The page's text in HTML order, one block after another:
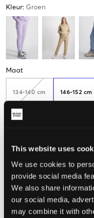
This website uses
We use cookies to
provide social media
We also share
our social media,
may combine it with
Kleur: Groen
Maat
134-140 cm 146-152 cm
De maat lijkt